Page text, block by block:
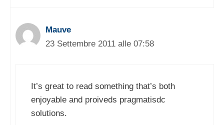
Mauve
23 Settembre 2011 alle 07:58
It’s great to read something that’s both
enjoyable and proiveds pragmatisdc
solutions.